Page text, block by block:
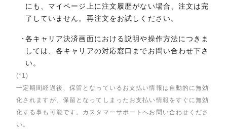
にも、マイページ上に注文履歴がない場合、注文は完
了していません。再注文をお試しください。
各キャリア決済画面における説明や操作方法につきま
しては、各キャリアの対応窓口までお問い合わせ下さ
い。
(*1)
一定期間経過後、保留となっているお支払い情報は自動的に無効
化されますが、保留となってしまったお支払い情報をすぐに無効
化する事も可能です。カスタマーサポートへお問い合わせくださ
い。